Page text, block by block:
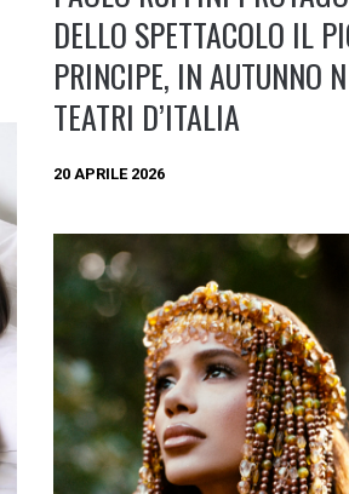
DELLO SPETTACOLO IL
PRINCIPE, IN AUTUNNO
TEATRI D’ITALIA
20 APRILE 2026